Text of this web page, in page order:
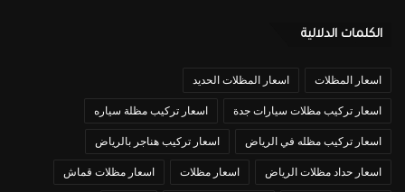
الكلمات الدلالية
اسعار المظلات اسعار المظلات الحديد
اسعار تركيب مظلات سيارات جدة اسعار تركيب مظلة سياره
اسعار تركيب مظله في الرياض اسعار تركيب هناجر بالرياض
اسعار حداد مظلات الرياض اسعار مظلات اسعار مظلات قماش